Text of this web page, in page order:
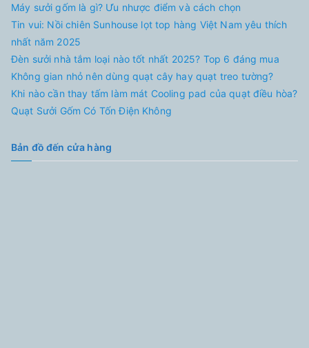
Máy sưởi gốm là gì? Ưu nhược điểm và cách chọn
Tin vui: Nồi chiên Sunhouse lọt top hàng Việt Nam yêu thích
nhất năm 2025
Đèn sưởi nhà tắm loại nào tốt nhất 2025? Top 6 đáng mua
Không gian nhỏ nên dùng quạt cây hay quạt treo tường?
Khi nào cần thay tấm làm mát Cooling pad của quạt điều hòa?
Quạt Sưởi Gốm Có Tốn Điện Không
Bản đồ đến cửa hàng